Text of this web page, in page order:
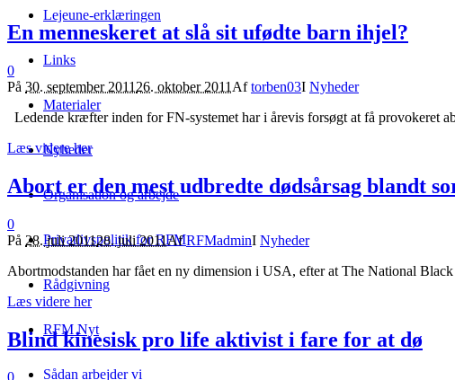
Lejeune-erklæringen
Links
Materialer
Nyheder
Organisation og arbejde
Privatlivspolitik for RFM
Rådgivning
RFM Nyt
Sådan arbejder vi
En menneskeret at slå sit ufødte barn ihjel?
0
På 30. september 2011 26. oktober 2011 Aftorben03I Nyheder
Ledende kræfter inden for FN-systemet har i årevis forsøgt at få provokeret
Læs videre her
Abort er den mest udbredte dødsårsag blandt
0
På 28. juli 201128. juli 2011AfRFMadminI Nyheder
Abortmodstanden har fået en ny dimension i USA, efter at The National
Læs videre her
Blind kinesisk pro life aktivist i fare for at dø